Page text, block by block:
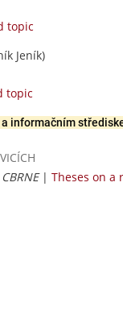
topic
Jeník)
topic
informačním
| Theses on a